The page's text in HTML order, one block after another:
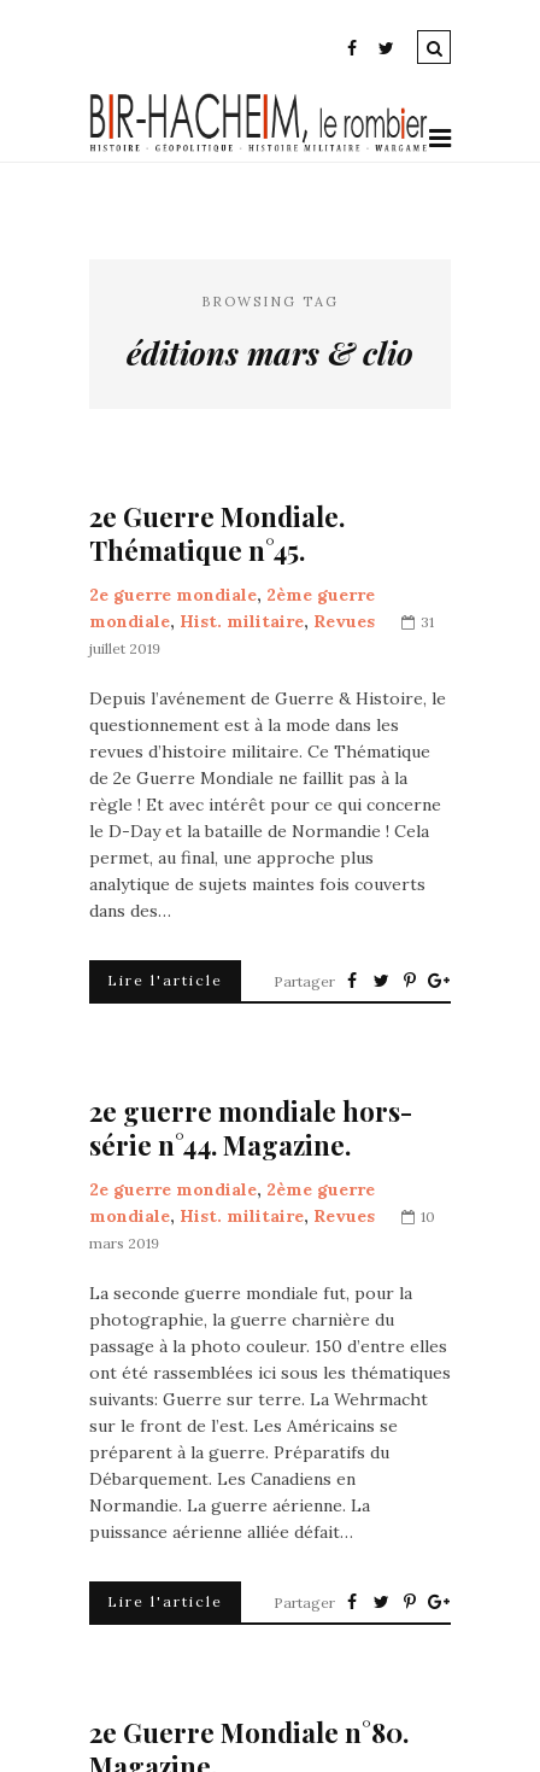
BROWSING TAG
éditions mars & clio
2e Guerre Mondiale.
Thématique n°45.
2e guerre mondiale, 2ème guerre
mondiale, Hist. militaire, Revues
31
juillet 2019
Depuis l’avénement de Guerre & Histoire, le
questionnement est à la mode dans les
revues d’histoire militaire. Ce Thématique
de 2e Guerre Mondiale ne faillit pas à la
règle ! Et avec intérêt pour ce qui concerne
le D-Day et la bataille de Normandie ! Cela
permet, au final, une approche plus
analytique de sujets maintes fois couverts
dans des…
Lire l'article Partager
2e guerre mondiale hors-
série n°44. Magazine.
2e guerre mondiale, 2ème guerre
mondiale, Hist. militaire, Revues
10
mars 2019
La seconde guerre mondiale fut, pour la
photographie, la guerre charnière du
passage à la photo couleur. 150 d’entre elles
ont été rassemblées ici sous les thématiques
suivants: Guerre sur terre. La Wehrmacht
sur le front de l’est. Les Américains se
préparent à la guerre. Préparatifs du
Débarquement. Les Canadiens en
Normandie. La guerre aérienne. La
puissance aérienne alliée défait…
Lire l'article Partager
2e Guerre Mondiale n°80.